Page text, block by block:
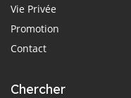
Vie Privée
Promotion
Contact
Chercher